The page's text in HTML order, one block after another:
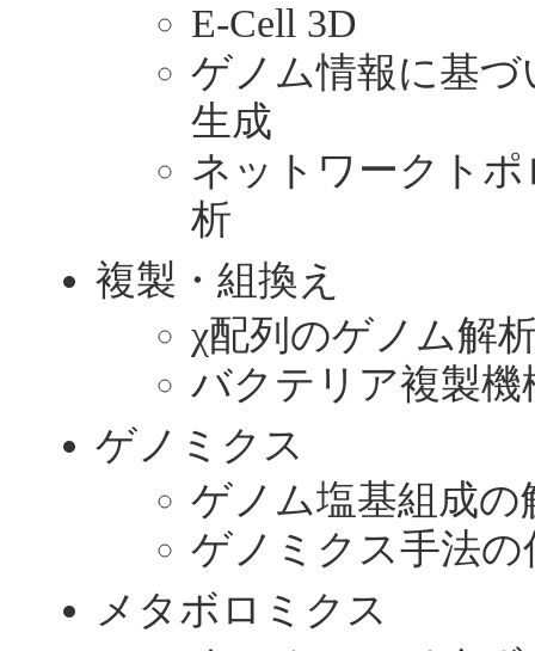
E-Cell 3D
ゲノム情報に基
生成
ネットワークト
析
複製・組換え
χ配列のゲノム解
バクテリア複製機
ゲノミクス
ゲノム塩基組成の
ゲノミクス手法
メタボロミクス